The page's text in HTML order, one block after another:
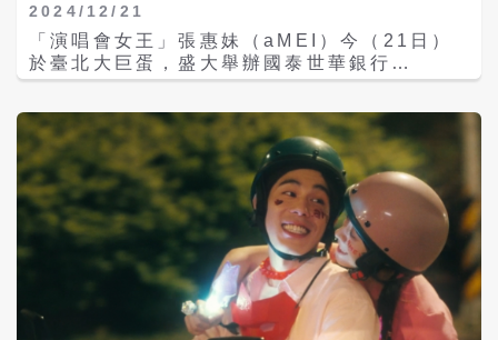
其他包括陶喆、林俊傑、蕭亞軒、孫燕姿、林
宥嘉、動力火車、羅志祥、張清芳以及林志穎
夫婦等都送上花籃祝賀。 今開演前aMEI不忘
超寵團隊，為了讓海外團隊來往大巨蛋方便，
全部安排住在六星級Ｗ飯店外，還幫所有人製
作了繡上每一個人名字的工作服，她說：「大
巨蛋的主角是棒球，我們也要有球隊精神！」
陳鎮川也透露這次大巨蛋演出內容，可以說是
砍掉重練幾乎全新，改掉了一半的歌單，就連
服裝也請來3位設計師，打造26套華服，跟著
阿妹征戰全世界場館開唱的陳鎮川，也覺得阿
妹這次的心情非常開心，相較過往是最好的一
次，「一直抱持在開心的狀態。」
2024/12/21
「演唱會女王」張惠妹（aMEI）今（21日）
於臺北大巨蛋，盛大舉辦國泰世華銀行
《ASMR Maxxx @ Taipei Dome 世界巡迴
夜，也讓「妹神」張惠妹成為首位在台北大巨
蛋跨年開唱第一人！同時也是目前大巨蛋票房
吸金最高，連唱5場共20萬張票完售，總票房
超過8億元！ 張惠妹大巨蛋演唱會也創下租用
大巨蛋最多天數演出，一共租用23天，租金超
過一億。場地清潔費包含2000多間廁所，5場
演出的清潔費高達650萬元，其餘工讀生1100
人、義交120位、保全40人、工作團隊650
人，每餐需要接近2000個便當，保險額度也達
到最高標準6億。 阿妹也相當照顧工作人員，